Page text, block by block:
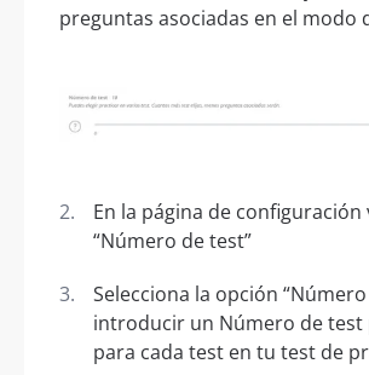
preguntas asociadas en el modo
En la página de
“Número de test”
Selecciona la opción
introducir un Número de test
para cada test en tu test de